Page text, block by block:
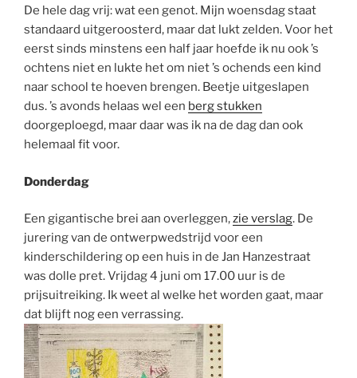
De hele dag vrij: wat een genot. Mijn woensdag staat
standaard uitgeroosterd, maar dat lukt zelden. Voor het
eerst sinds minstens een half jaar hoefde ik nu ook ’s
ochtens niet en lukte het om niet ’s ochends een kind
naar school te hoeven brengen. Beetje uitgeslapen
dus. ’s avonds helaas wel een berg stukken
doorgeploegd, maar daar was ik na de dag dan ook
helemaal fit voor.
Donderdag
Een gigantische brei aan overleggen,zie verslag. De
jurering van de ontwerpwedstrijd voor een
kinderschildering op een huis in de Jan Hanzestraat
was dolle pret. Vrijdag 4 juni om 17.00 uur is de
prijsuitreiking. Ik weet al welke het worden gaat, maar
dat blijft nog een verrassing.